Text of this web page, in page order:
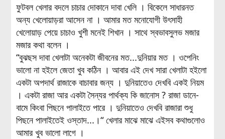
ফুটবল খেলার বদলে চাচার দোকানে দাবা খেলি । বিকেলে সাধারনত
অন্য খেলোয়াড়রা আসেন না । আমার মত মনোযোগী উৎসাহী
খেলোয়াড় পেয়ে চাচাও খুশী মনেই শিখান । সাথে স্বভাবসুলভ মজার
মজার কথা বলেন ।
“বুঝছস দাবা খেলাটা অনেকটা জীবনের মত...দুনিয়ার মত । ওপেনিং
ভালো না হইলে জেতা খুব কঠিন । আবার এই দেখ সারা খেলাটা হইলো
একটা অপদার্থ রাজাকে বাচাবার জন্য । দুনিয়াতেও দেখবি একই নিয়ম
। একটা রাজা আর একটা সৈন্যর পার্থক্য কি জানোস ? রাজা ডানে-
বামে কিংবা পিছনে পালাইতে পারে । দুনিয়াতেও দেখবি রাজারা শুধু
পিছনে পালাইতেই ওস্তাদ...।“ খেলার মাঝে মাঝে এইসব কথাগুলোও
আমার খুব ভালো লাগে ।